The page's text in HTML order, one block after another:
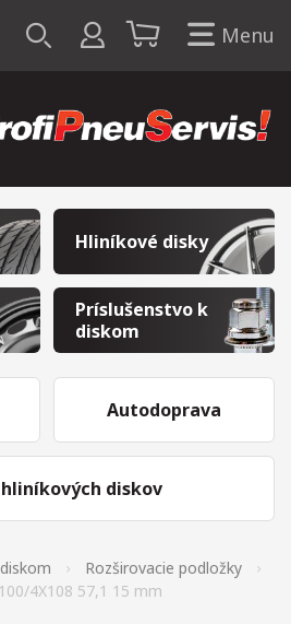
Menu
Hliníkové disky
Príslušenstvo k
diskom
diskov
Autodoprava
Rozširovacie podložky
4X108 57,1 15 mm